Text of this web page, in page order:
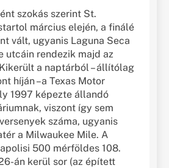
szokás szerint St.
március elején, a finálé
vált, ugyanis Laguna Seca
utcáin rendezik majd az
a naptárból – állítólag
híján –a Texas Motor
1997 képezte állandó
viszont így sem
száma, ugyanis
a Milwaukee Mile. A
500 mérföldes 108.
án kerül sor (az épített